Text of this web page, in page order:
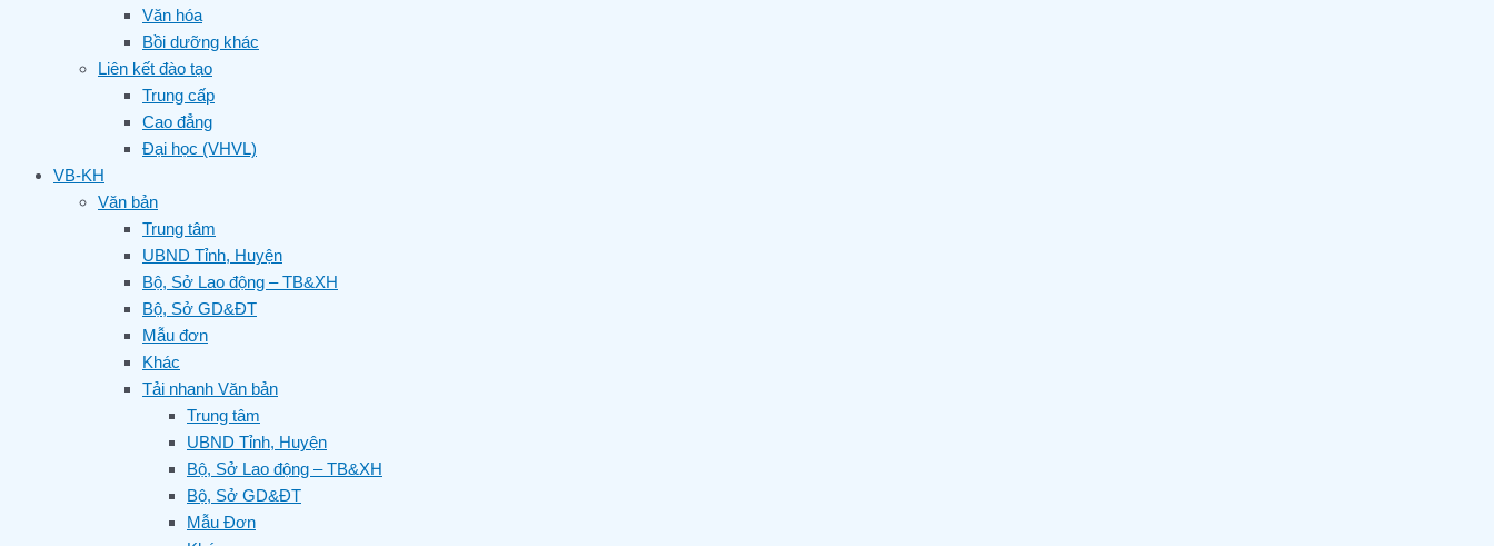
Văn hóa
Bồi dưỡng khác
Liên kết đào tạo
Trung cấp
Cao đẳng
Đại học (VHVL)
VB-KH
Văn bản
Trung tâm
UBND Tỉnh, Huyện
Bộ, Sở Lao động – TB&XH
Bộ, Sở GD&ĐT
Mẫu đơn
Khác
Tải nhanh Văn bản
Trung tâm
UBND Tỉnh, Huyện
Bộ, Sở Lao động – TB&XH
Bộ, Sở GD&ĐT
Mẫu Đơn